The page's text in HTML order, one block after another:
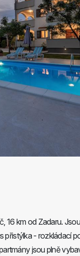
16 km od Zadaru.
přistýlka - rozkládací
jsou plně